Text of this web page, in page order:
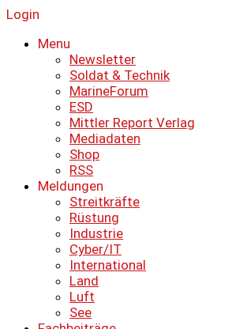
Login
Menu
Newsletter
Soldat & Technik
MarineForum
ESD
Mittler Report Verlag
Mediadaten
Shop
RSS
Meldungen
Streitkräfte
Rüstung
Industrie
Cyber/IT
International
Land
Luft
See